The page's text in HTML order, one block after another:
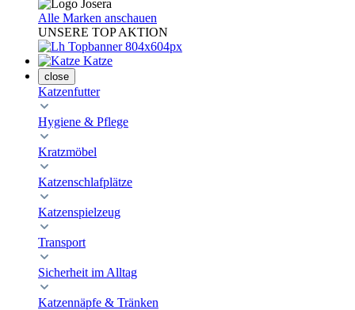
Alle Marken anschauen
UNSERE TOP AKTION
Katze
close
Katzenfutter
Hygiene & Pflege
Kratzmöbel
Katzenschlafplätze
Katzenspielzeug
Transport
Sicherheit im Alltag
Katzennäpfe & Tränken